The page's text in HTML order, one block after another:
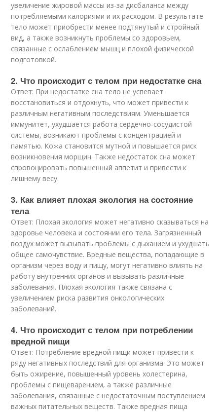
увеличение жировой массы из-за дисбаланса между
потребляемыми калориями и их расходом. В результате
тело может приобрести менее подтянутый и стройный
вид, а также возникнуть проблемы со здоровьем,
связанные с ослаблением мышц и плохой физической
подготовкой.
2. Что происходит с телом при недостатке сна
Ответ: При недостатке сна тело не успевает
восстановиться и отдохнуть, что может привести к
различным негативным последствиям. Уменьшается
иммунитет, ухудшается работа сердечно-сосудистой
системы, возникают проблемы с концентрацией и
памятью. Кожа становится мутной и повышается риск
возникновения морщин. Также недостаток сна может
спровоцировать повышенный аппетит и привести к
лишнему весу.
3. Как влияет плохая экология на состояние
тела
Ответ: Плохая экология может негативно сказываться на
здоровье человека и состоянии его тела. Загрязненный
воздух может вызывать проблемы с дыханием и ухудшать
общее самочувствие. Вредные вещества, попадающие в
организм через воду и пищу, могут негативно влиять на
работу внутренних органов и вызывать различные
заболевания. Плохая экология также связана с
увеличением риска развития онкологических
заболеваний.
4. Что происходит с телом при потреблении
вредной пищи
Ответ: Потребление вредной пищи может привести к
ряду негативных последствий для организма. Это может
быть ожирение, повышенный уровень холестерина,
проблемы с пищеварением, а также различные
заболевания, связанные с недостаточным поступлением
важных питательных веществ. Также вредная пища